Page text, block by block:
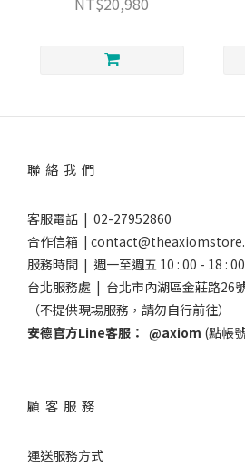
聯 絡 我 們
客服電話 | 02-27952860
合作信箱 |
服務時間 | 週一至週五 10 : 00 - 18 : 00
台北服務處 | 台北市內湖區金莊路26
（不提供現場服務，請勿自行前往）
安德官方Line客服： @axiom (點帳
顧 客 服 務
運送服務方式